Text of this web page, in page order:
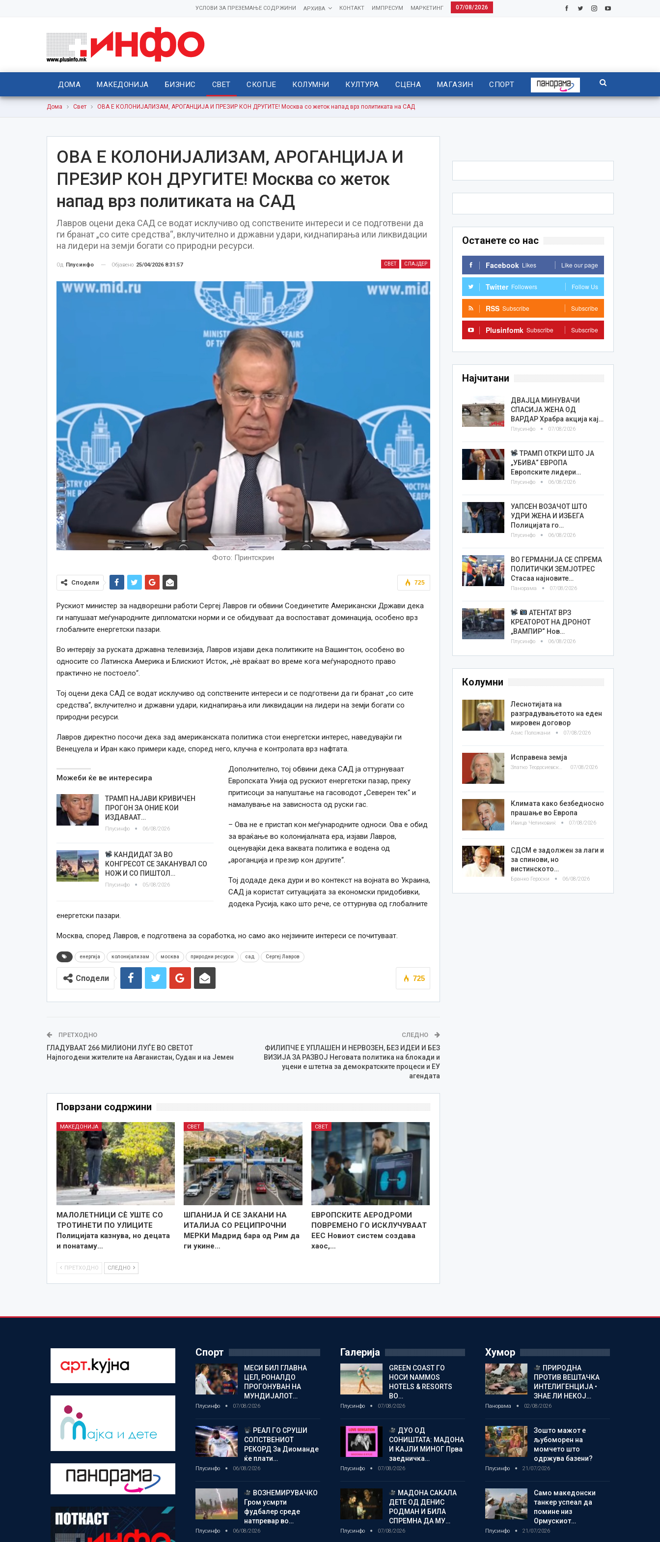
07/08/2026
МАРКЕТИНГ
ИМПРЕСУМ
КОНТАКТ
АРХИВА
УСЛОВИ ЗА ПРЕЗЕМАЊЕ СОДРЖИНИ
ДОМА МАКЕДОНИЈА БИЗНИС СВЕТ СКОПЈЕ КОЛУМНИ КУЛТУРА СЦЕНА МАГАЗИН СПОРТ
Дома Свет ОВА Е КОЛОНИЈАЛИЗАМ, АРОГАНЦИЈА И ПРЕЗИР КОН ДРУГИТЕ! Москва со жеток напад врз политиката на САД
ОВА Е КОЛОНИЈАЛИЗАМ, АРОГАНЦИЈА И
ПРЕЗИР КОН ДРУГИТЕ! Москва со жеток
напад врз политиката на САД
Лавров оцени дека САД се водат исклучиво од сопствените интереси и се подготвени да
ги бранат „со сите средства“, вклучително и државни удари, киднапирања или ликвидации
на лидери на земји богати со природни ресурси.
СВЕТ СЛАЈДЕР
Од Плусинфо Објавено 25/04/2026 8:31:57
Фото: Принтскрин
725
Сподели
Рускиот министер за надворешни работи Сергеј Лавров ги обвини Соединетите Американски Држави дека
ги напушаат меѓународните дипломатски норми и се обидуваат да воспостават доминација, особено врз
глобалните енергетски пазари.
Во интервју за руската државна телевизија, Лавров изјави дека политиките на Вашингтон, особено во
односите со Латинска Америка и Блискиот Исток, „нè враќаат во време кога меѓународното право
практично не постоело“.
Тој оцени дека САД се водат исклучиво од сопствените интереси и се подготвени да ги бранат „со сите
средства“, вклучително и државни удари, киднапирања или ликвидации на лидери на земји богати со
природни ресурси.
Лавров директно посочи дека зад американската политика стои енергетски интерес, наведувајќи ги
Венецуела и Иран како примери каде, според него, клучна е контролата врз нафтата.
Можеби ќе ве интересира
ТРАМП НАЈАВИ КРИВИЧЕН
ПРОГОН ЗА ОНИЕ КОИ
ИЗДАВААТ…
Плусинфо 06/08/2026
КАНДИДАТ ЗА ВО
КОНГРЕСОТ СЕ ЗАКАНУВАЛ СО
НОЖ И СО ПИШТОЛ…
Плусинфо 05/08/2026
Дополнително, тој обвини дека САД ја оттурнуваат
Европската Унија од рускиот енергетски пазар, преку
притисоци за напуштање на гасоводот „Северен тек“ и
намалување на зависноста од руски гас.
– Ова не е пристап кон меѓународните односи. Ова е обид
за враќање во колонијалната ера, изјави Лавров,
оценувајќи дека ваквата политика е водена од
„ароганција и презир кон другите“.
Тој додаде дека дури и во контекст на војната во Украина,
САД ја користат ситуацијата за економски придобивки,
додека Русија, како што рече, се оттурнува од глобалните
енергетски пазари.
Москва, според Лавров, е подготвена за соработка, но само ако нејзините интереси се почитуваат.
енергија колонијализам москва природни ресурси сад Сергеј Лавров
725
Сподели
ПРЕТХОДНО
ГЛАДУВААТ 266 МИЛИОНИ ЛУЃЕ ВО СВЕТОТ
Најпогодени жителите на Авганистан, Судан и на Јемен
СЛЕДНО
ФИЛИПЧЕ Е УПЛАШЕН И НЕРВОЗЕН, БЕЗ ИДЕИ И БЕЗ
ВИЗИЈА ЗА РАЗВОЈ Неговата политика на блокади и
уцени е штетна за демократските процеси и ЕУ
агендата
Поврзани содржини
МАКЕДОНИЈА
МАЛОЛЕТНИЦИ СÈ УШТЕ СО
ТРОТИНЕТИ ПО УЛИЦИТЕ
Полицијата казнува, но децата
и понатаму…
СВЕТ
ШПАНИЈА Ѝ СЕ ЗАКАНИ НА
ИТАЛИЈА СО РЕЦИПРОЧНИ
МЕРКИ Мадрид бара од Рим да
ги укине…
СВЕТ
ЕВРОПСКИТЕ АЕРОДРОМИ
ПОВРЕМЕНО ГО ИСКЛУЧУВААТ
ЕЕС Новиот систем создава
хаос,…
ПРЕТХОДНО СЛЕДНО
Останете со нас
Facebook Likes Like our page
Twitter Followers Follow Us
RSS Subscribe Subscribe
Plusinfomk Subscribe Subscribe
Најчитани
ДВАЈЦА МИНУВАЧИ
СПАСИЈА ЖЕНА ОД
ВАРДАР Храбра акција кај…
Плусинфо 07/08/2026
ТРАМП ОТКРИ ШТО ЈА
„УБИВА“ ЕВРОПА
Европските лидери…
Плусинфо 06/08/2026
УАПСЕН ВОЗАЧОТ ШТО
УДРИ ЖЕНА И ИЗБЕГА
Полицијата го…
Плусинфо 06/08/2026
ВО ГЕРМАНИЈА СЕ СПРЕМА
ПОЛИТИЧКИ ЗЕМЈОТРЕС
Стасаа најновите…
Панорама 07/08/2026
АТЕНТАТ ВРЗ
КРЕАТОРОТ НА ДРОНОТ
„ВАМПИР“ Нов…
Плусинфо 06/08/2026
Колумни
Леснотијата на
разградувањетото на еден
мировен договор
Азис Положани 07/08/2026
Исправена земја
Златко Теодосиевски 07/08/2026
Климата како безбедносно
прашање во Европа
Ивица Челиковиќ 07/08/2026
СДСМ е задолжен за лаги и
за спинови, но
вистинското…
Бранко Героски 06/08/2026
Спорт
МЕСИ БИЛ ГЛАВНА
ЦЕЛ, РОНАЛДО
ПРОГОНУВАН НА
МУНДИЈАЛОТ…
Плусинфо 07/08/2026
РЕАЛ ГО СРУШИ
СОПСТВЕНИОТ
РЕКОРД За Диоманде
ќе плати…
Плусинфо 06/08/2026
ВОЗНЕМИРУВАЧКО
Гром усмрти
фудбалер среде
натпревар во…
Плусинфо 06/08/2026
Галерија
GREEN COAST ГО
НОСИ NAMMOS
HOTELS & RESORTS
ВО…
Плусинфо 07/08/2026
ДУО ОД
СОНИШТАТА: МАДОНА
И КАЈЛИ МИНОГ Прва
заедничка…
Плусинфо 07/08/2026
МАДОНА САКАЛА
ДЕТЕ ОД ДЕНИС
РОДМАН И БИЛА
СПРЕМНА ДА МУ…
Плусинфо 07/08/2026
Хумор
ПРИРОДНА
ПРОТИВ ВЕШТАЧКА
ИНТЕЛИГЕНЦИЈА •
ЗНАЕ ЛИ НЕКОЈ…
Панорама 02/08/2026
Зошто мажот е
љубоморен на
момчето што
одржува базени?
Плусинфо 21/07/2026
Само македонски
танкер успеал да
помине низ
Ормускиот…
Плусинфо 21/07/2026